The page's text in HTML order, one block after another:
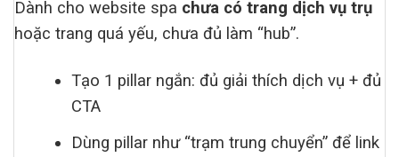
Dành cho website spa chưa có trang dịch vụ trụ
hoặc trang quá yếu, chưa đủ làm “hub”.
Tạo 1 pillar ngắn: đủ giải thích dịch vụ + đủ
CTA
Dùng pillar như “trạm trung chuyển” để link